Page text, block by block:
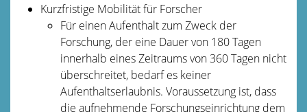
Kurzfristige Mobilität für Forscher
Für einen Aufenthalt zum Zweck der
Forschung, der eine Dauer von 180 Tagen
innerhalb eines Zeitraums von 360 Tagen nicht
überschreitet, bedarf es keiner
Aufenthaltserlaubnis. Voraussetzung ist, dass
die aufnehmende Forschungseinrichtung dem